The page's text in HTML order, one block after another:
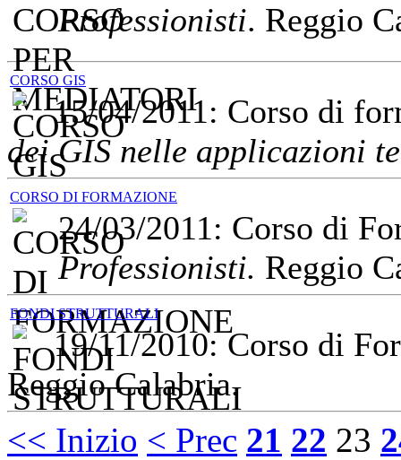
Professionisti. Reggio
CORSO GIS
15/04/2011: Corso di
dei GIS nelle applicazioni
CORSO DI FORMAZIONE
24/03/2011: Corso di
Professionisti. Reggio
FONDI STRUTTURALI
19/11/2010: Corso di
Reggio Calabria.
<< Inizio < Prec 21 22 23